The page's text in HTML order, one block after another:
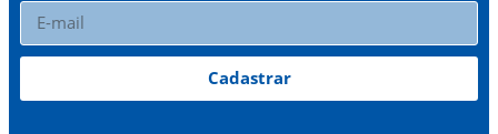
Cadastrar